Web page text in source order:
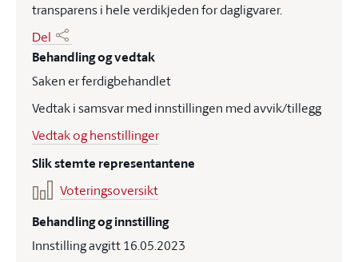
transparens i hele verdikjeden for dagligvarer.
Del
Behandling og vedtak
Saken er ferdigbehandlet
Vedtak i samsvar med innstillingen med avvik/tillegg
Vedtak og henstillinger
Slik stemte representantene
Voteringsoversikt
Behandling og innstilling
Innstilling avgitt 16.05.2023